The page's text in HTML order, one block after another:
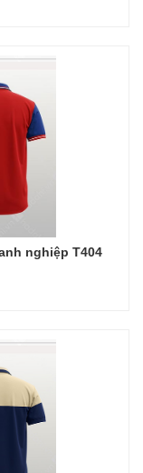
nghiệp T404